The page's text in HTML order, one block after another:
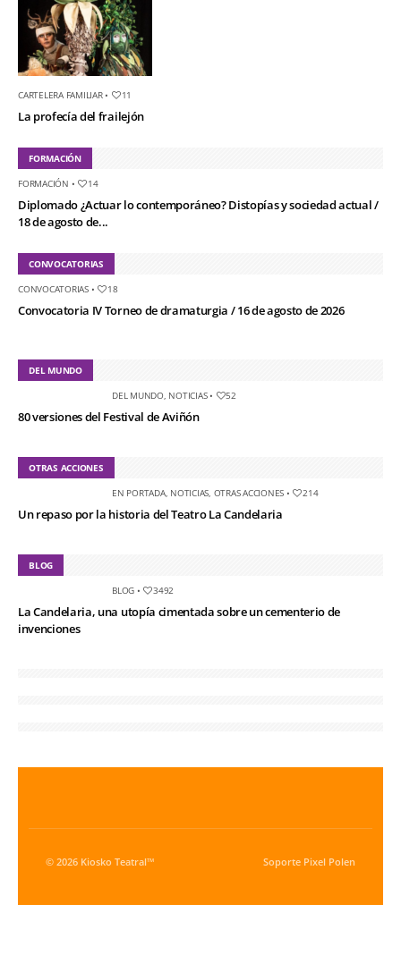
CARTELERA FAMILIAR• 11
La profecía del frailejón
FORMACIÓN
FORMACIÓN • 14
Diplomado ¿Actuar lo contemporáneo? Distopías y sociedad actual /
18 de agosto de...
CONVOCATORIAS
CONVOCATORIAS• 18
Convocatoria IV Torneo de dramaturgia / 16 de agosto de 2026
DEL MUNDO
DEL MUNDO, NOTICIAS• 52
80 versiones del Festival de Aviñón
OTRAS ACCIONES
EN PORTADA, NOTICIAS OTRAS ACCIONES • 214
Un repaso por la historia del Teatro La Candelaria
BLOG
BLOG • 3492
La Candelaria, una utopía cimentada sobre un cementerio de
invenciones
© 2026 Kiosko Teatral™ Soporte Pixel Polen